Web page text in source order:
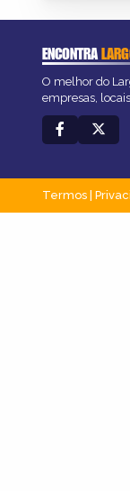
ENCONTRA
O melhor do
empresas,
Termos